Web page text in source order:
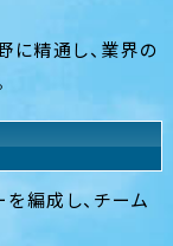
に精通し、業界の
編成し、チーム